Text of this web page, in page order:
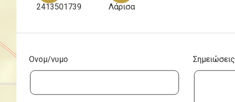
Ονομ/νυμο Σημειώσεις
2413501739
Λάρισα